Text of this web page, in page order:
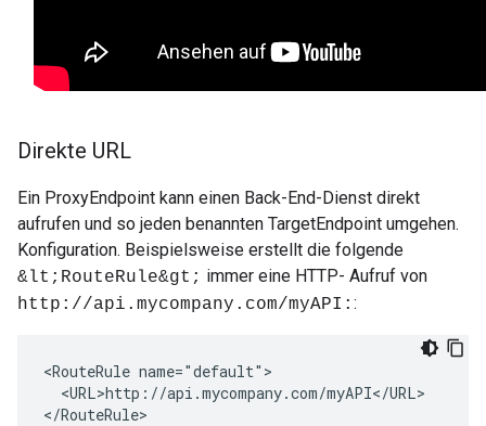
Direkte URL
Ein ProxyEndpoint kann einen Back-End-Dienst direkt
aufrufen und so jeden benannten TargetEndpoint umgehen.
Konfiguration. Beispielsweise erstellt die folgende
&lt;RouteRule&gt; immer eine HTTP- Aufruf von
http://api.mycompany.com/myAPI: :
<RouteRule name="default">
  <URL>http://api.mycompany.com/myAPI</URL>
</RouteRule>